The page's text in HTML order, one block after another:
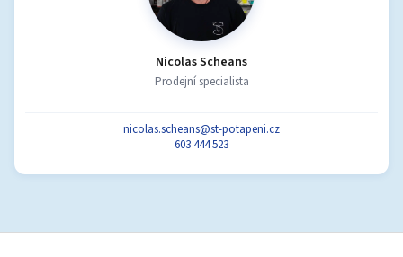
Nicolas Scheans
Prodejní specialista
nicolas.scheans@st-potapeni.cz
603 444 523